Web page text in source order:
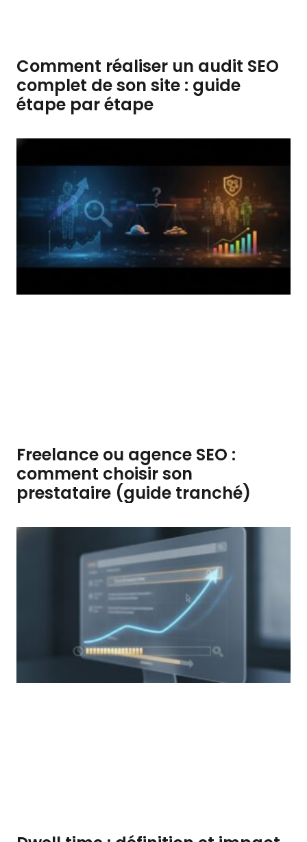
Comment réaliser un audit SEO
complet de son site : guide
étape par étape
Freelance ou agence SEO :
comment choisir son
prestataire (guide tranché)